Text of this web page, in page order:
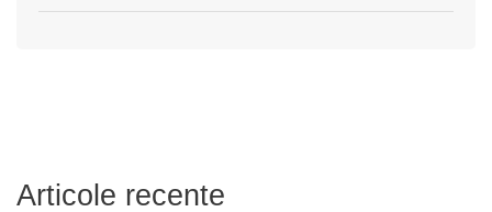
Articole recente